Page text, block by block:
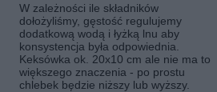
W zależności ile składników
dołożyliśmy, gęstość regulujemy
dodatkową wodą i łyżką lnu aby
konsystencja była odpowiednia.
Keksówka ok. 20x10 cm ale nie ma to
większego znaczenia - po prostu
chlebek będzie niższy lub wyższy.